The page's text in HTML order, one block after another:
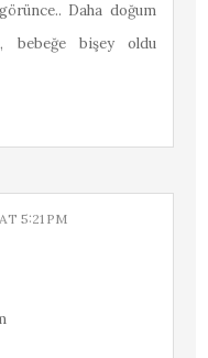
Daha doğum
bebeğe bişey oldu
5:21 PM